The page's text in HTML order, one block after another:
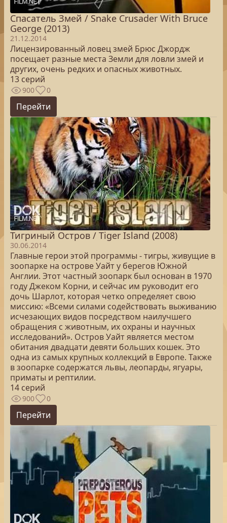
Спасатель Змей / Snake Crusader With Bruce
George (2013)
21.12.2014
Лицензированный ловец змей Брюс Джордж
посещает разные места Земли для ловли змей и
других, очень редких и опасных животных.
13 серий
900 0
Перейти
Тигриный Остров / Tiger Island (2008)
30.06.2014
Главные герои этой программы - тигры, живущие в
зоопарке на острове Уайт у берегов Южной
Англии. Этот частный зоопарк был основан в 1970
году Джеком Корни, и сейчас им руководит его
дочь Шарлот, которая четко определяет свою
миссию: «Всеми силами содействовать выживанию
исчезающих видов посредством наилучшего
обращения с животным, их охраны и научных
исследований». Остров Уайт является местом
обитания двадцати девяти больших кошек. Это
одна из самых крупных коллекций в Европе. Также
в зоопарке содержатся львы, леопарды, ягуары,
приматы и рептилии.
14 серий
900 0
Перейти